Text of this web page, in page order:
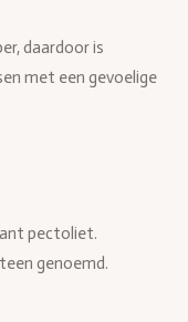
daardoor is
met een gevoelige
pectoliet.
genoemd.